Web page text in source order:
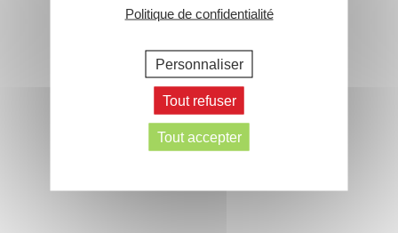
Politique de confidentialité
Personnaliser
Tout refuser
Tout accepter